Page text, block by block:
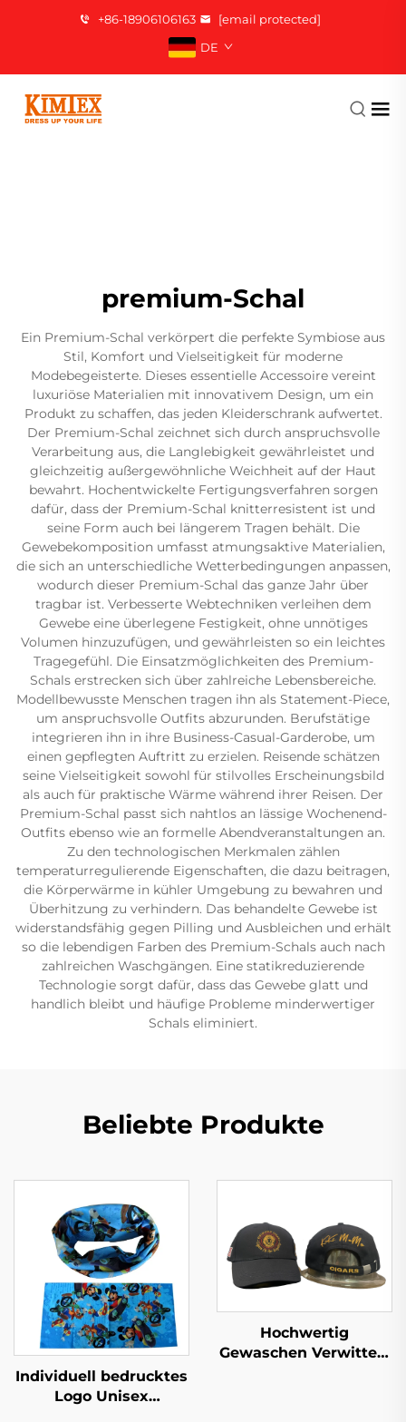
+86-18906106163
[email protected]
DE
premium-Schal
Ein Premium-Schal verkörpert die perfekte Symbiose aus
Stil, Komfort und Vielseitigkeit für moderne
Modebegeisterte. Dieses essentielle Accessoire vereint
luxuriöse Materialien mit innovativem Design, um ein
Produkt zu schaffen, das jeden Kleiderschrank aufwertet.
Der Premium-Schal zeichnet sich durch anspruchsvolle
Verarbeitung aus, die Langlebigkeit gewährleistet und
gleichzeitig außergewöhnliche Weichheit auf der Haut
bewahrt. Hochentwickelte Fertigungsverfahren sorgen
dafür, dass der Premium-Schal knitterresistent ist und
seine Form auch bei längerem Tragen behält. Die
Gewebekomposition umfasst atmungsaktive Materialien,
die sich an unterschiedliche Wetterbedingungen anpassen,
wodurch dieser Premium-Schal das ganze Jahr über
tragbar ist. Verbesserte Webtechniken verleihen dem
Gewebe eine überlegene Festigkeit, ohne unnötiges
Volumen hinzuzufügen, und gewährleisten so ein leichtes
Tragegefühl. Die Einsatzmöglichkeiten des Premium-
Schals erstrecken sich über zahlreiche Lebensbereiche.
Modellbewusste Menschen tragen ihn als Statement-Piece,
um anspruchsvolle Outfits abzurunden. Berufstätige
integrieren ihn in ihre Business-Casual-Garderobe, um
einen gepflegten Auftritt zu erzielen. Reisende schätzen
seine Vielseitigkeit sowohl für stilvolles Erscheinungsbild
als auch für praktische Wärme während ihrer Reisen. Der
Premium-Schal passt sich nahtlos an lässige Wochenend-
Outfits ebenso wie an formelle Abendveranstaltungen an.
Zu den technologischen Merkmalen zählen
temperaturregulierende Eigenschaften, die dazu beitragen,
die Körperwärme in kühler Umgebung zu bewahren und
Überhitzung zu verhindern. Das behandelte Gewebe ist
widerstandsfähig gegen Pilling und Ausbleichen und erhält
so die lebendigen Farben des Premium-Schals auch nach
zahlreichen Waschgängen. Eine statikreduzierende
Technologie sorgt dafür, dass das Gewebe glatt und
handlich bleibt und häufige Probleme minderwertiger
Schals eliminiert.
Beliebte Produkte
Individuell bedrucktes
Logo Unisex
Hochwertig
Gewaschen Verwittert